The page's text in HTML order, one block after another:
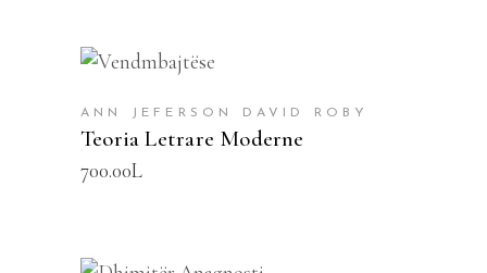
SHTOJE NË SHPORTË
ANN JEFERSON DAVID ROBY
Teoria Letrare Moderne
700.00L